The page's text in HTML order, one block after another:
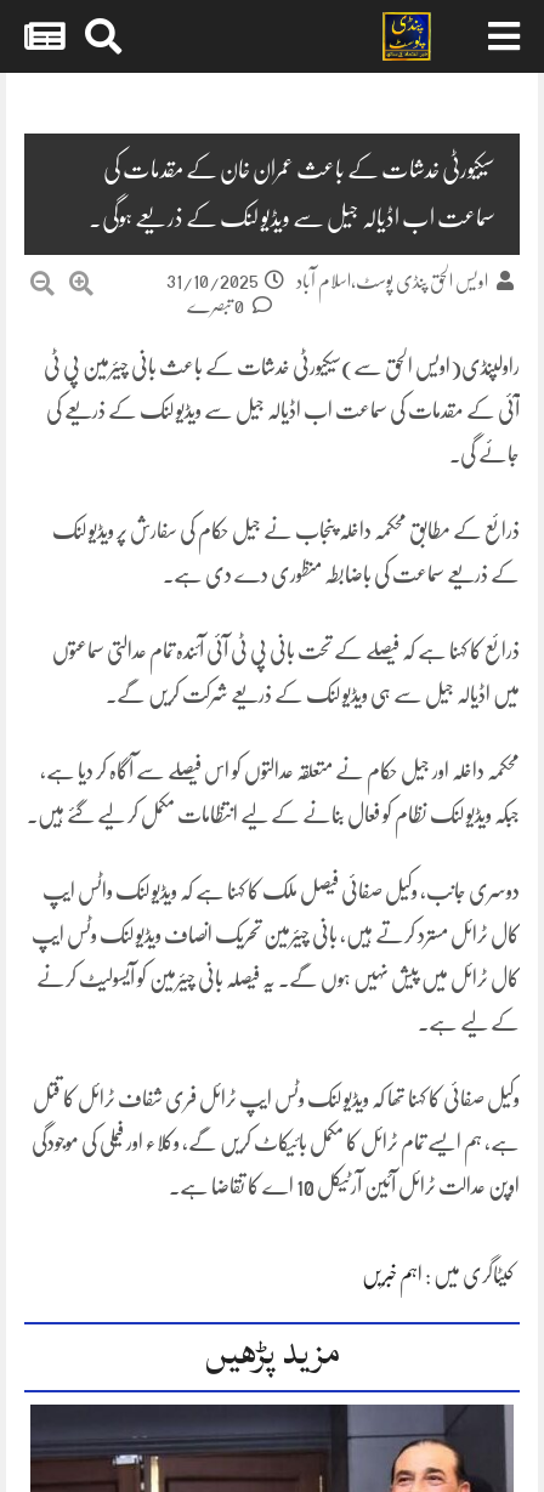
سیکیورٹی خدشات کے باعث عمران خان کے مقدمات کی
سماعت اب اڈیالہ جیل سے ویڈیو لنک کے ذریعے ہوگی۔
اویس الحق پنڈی پوسٹ،اسلام آباد
31/10/2025
راولپنڈی(اویس الحق سے)سیکیورٹی خدشات کے باعث بانی چیئرمین پی ٹی
آئی کے مقدمات کی سماعت اب اڈیالہ جیل سے ویڈیو لنک کے ذریعے کی
جائے گی۔
ذرائع کے مطابق محکمہ داخلہ پنجاب نے جیل حکام کی سفارش پر ویڈیو لنک
کے ذریعے سماعت کی باضابطہ منظوری دے دی ہے۔
ذرائع کا کہنا ہے کہ فیصلے کے تحت بانی پی ٹی آئی آئندہ تمام عدالتی سماعتوں
میں اڈیالہ جیل سے ہی ویڈیو لنک کے ذریعے شرکت کریں گے۔
محکمہ داخلہ اور جیل حکام نے متعلقہ عدالتوں کو اس فیصلے سے آگاہ کر دیا ہے،
جبکہ ویڈیو لنک نظام کو فعال بنانے کے لیے انتظامات مکمل کر لیے گئے ہیں۔
دوسری جانب، وکیل صفائی فیصل ملک کا کہنا ہے کہ ویڈیو لنک واٹس ایپ
کال ٹرائل مسترد کرتے ہیں، بانی چیئرمین تحریک انصاف ویڈیو لنک وٹس ایپ
کال ٹرائل میں پیش نہیں ہوں گے۔ یہ فیصلہ بانی چیئرمین کو آیسولیٹ کرنے
کے لیے ہے۔
وکیل صفائی کا کہنا تھا کہ ویڈیو لنک وٹس ایپ ٹرائل فری شفاف ٹرائل کا قتل
ہے، ہم ایسے تمام ٹرائل کا مکمل بائیکاٹ کریں گے، وکلاء اور فیملی کی موجودگی
اوپن عدالت ٹرائل آئین آرٹیکل 10 اے کا تقاضا ہے۔
کیٹاگری میں : اہم خبریں
مزید پڑھیں